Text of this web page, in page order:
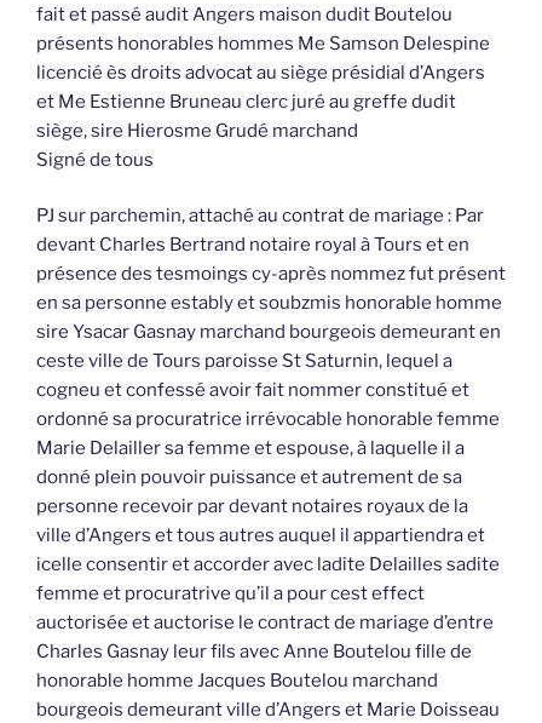
fait et passé audit Angers maison dudit Boutelou
présents honorables hommes Me Samson Delespine
licencié ès droits advocat au siège présidial d’Angers
et Me Estienne Bruneau clerc juré au greffe dudit
siège, sire Hierosme Grudé marchand
Signé de tous
PJ sur parchemin, attaché au contrat de mariage : Par
devant Charles Bertrand notaire royal à Tours et en
présence des tesmoings cy-après nommez fut présent
en sa personne estably et soubzmis honorable homme
sire Ysacar Gasnay marchand bourgeois demeurant en
ceste ville de Tours paroisse St Saturnin, lequel a
cogneu et confessé avoir fait nommer constitué et
ordonné sa procuratrice irrévocable honorable femme
Marie Delailler sa femme et espouse, à laquelle il a
donné plein pouvoir puissance et autrement de sa
personne recevoir par devant notaires royaux de la
ville d’Angers et tous autres auquel il appartiendra et
icelle consentir et accorder avec ladite Delailles sadite
femme et procuratrive qu’il a pour cest effect
auctorisée et auctorise le contract de mariage d’entre
Charles Gasnay leur fils avec Anne Boutelou fille de
honorable homme Jacques Boutelou marchand
bourgeois demeurant ville d’Angers et Marie Doisseau